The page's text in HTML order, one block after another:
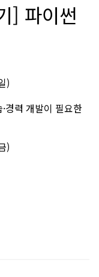
] 파이썬
)
경력 개발이 필요한
)